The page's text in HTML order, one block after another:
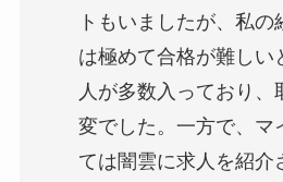
トもいましたが、私の
は極めて合格が難しい
人が多数入っており、
変でした。一方で、マ
ては闇雲に求人を紹介